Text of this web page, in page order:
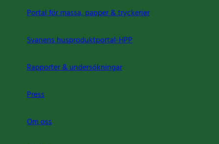
Portal för massa, papper & tryckerier
Svanens husproduktportal-HPP
Rapporter & undersökningar
Press
Om oss